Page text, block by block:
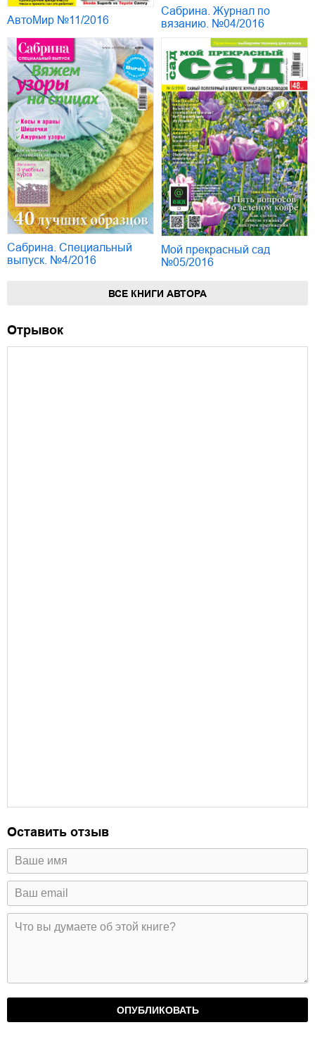
АвтоМир №11/2016
Сабрина. Журнал по
вязанию. №04/2016
Сабрина. Специальный
выпуск. №4/2016
Мой прекрасный сад
№05/2016
ВСЕ КНИГИ АВТОРА
Отрывок
Оставить отзыв